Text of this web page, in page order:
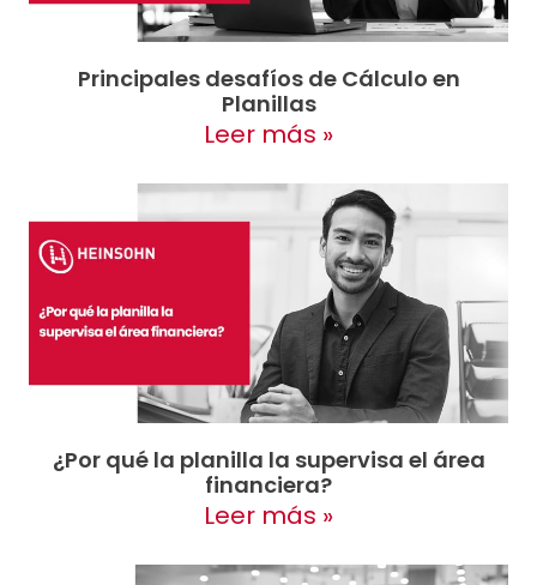
Principales desafíos de Cálculo en
Planillas
Leer más »
¿Por qué la planilla la supervisa el área
financiera?
Leer más »